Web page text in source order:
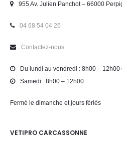
955 Av. Julien Panchot – 66000
04 68 54 04 26
Contactez-nous
Du lundi au vendredi : 8h00 –
Samedi : 8h00 – 12h00
Fermé le dimanche et jours fériés
VETIPRO CARCASSONNE